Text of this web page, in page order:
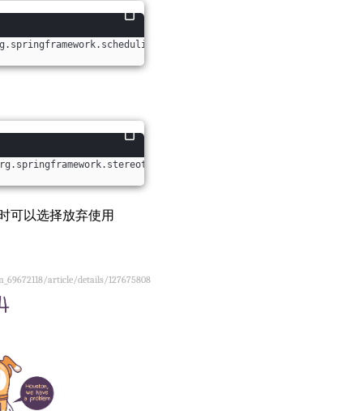
可以选择放弃使用
article/details/127675808